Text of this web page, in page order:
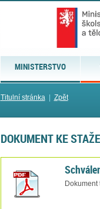
MINISTERSTVO
Titulní stránka| Zpět
DOKUMENT KE
Dokument